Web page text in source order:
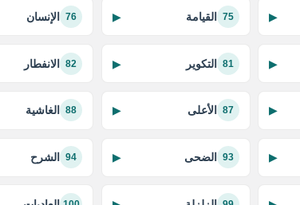
▶
75 القيامة ▶
76 الإنسان
▶
81 التكوير ▶
82 الانفطار
▶
87 الأعلى ▶
88 الغاشية
▶
93 الضحى ▶
94 الشرح